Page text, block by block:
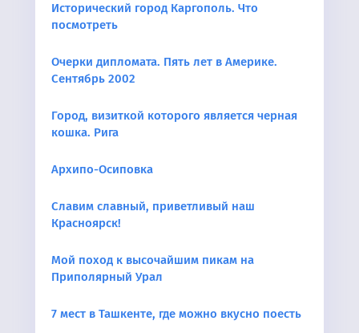
Исторический город Каргополь. Что
посмотреть
Очерки дипломата. Пять лет в Америке.
Сентябрь 2002
Город, визиткой которого является черная
кошка. Рига
Архипо-Осиповка
Славим cлавный, приветливый наш
Красноярск!
Мой поход к высочайшим пикам на
Приполярный Урал
7 мест в Ташкенте, где можно вкусно поесть